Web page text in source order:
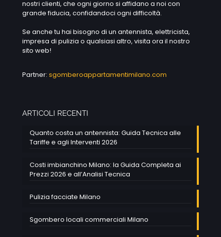
nostri clienti, che ogni giorno si affidano a noi con
grande fiducia, confidandoci ogni difficoltà.
Se anche tu hai bisogno di un antennista, elettricista,
impresa di pulizia o qualsiasi altro, visita ora il nostro
sito web!
Partner: sgomberoappartamentimilano.com
ARTICOLI RECENTI
Quanto costa un antennista: Guida Tecnica alle
Tariffe e agli Interventi 2026
Costi imbianchino Milano: la Guida Completa ai
Prezzi 2026 e all’Analisi Tecnica
Pulizia facciate Milano
Sgombero locali commerciali Milano